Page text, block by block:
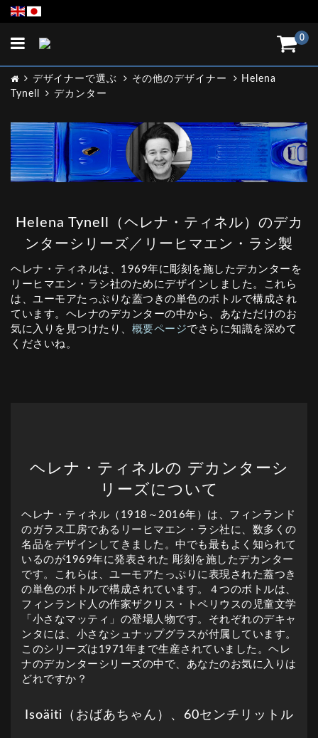
0
Toggle
デザイナーで選ぶ その他のデザイナー
Helena
Tynell
デカンター
Helena Tynell（ヘレナ・ティネル）のデカ
ンターシリーズ／リーヒマエン・ラシ製
ヘレナ・ティネルは、1969年に彫刻を施したデカンターを
リーヒマエン・ラシ社のためにデザインしました。これら
は、ユーモアたっぷりな蓋つきの単色のボトルで構成され
ています。ヘレナのデカンターの中から、あなただけのお
気に入りを見つけたり、 概要ページでさらに知識を深めて
くださいね。
ヘレナ・ティネルの デカンターシ
リーズについて
ヘレナ・ティネル（1918～2016年）は、フィンランド
のガラス工房であるリーヒマエン・ラシ社に、数多くの
名品をデザインしてきました。中でも最もよく知られて
いるのが1969年に発表された 彫刻を施したデカンター
です。これらは、ユーモアたっぷりに表現された蓋つき
の単色のボトルで構成されています。４つのボトルは、
フィンランド人の作家ザクリス・トペリウスの児童文学
「小さなマッティ」の登場人物です。それぞれのデキャ
ンタには、小さなシュナップグラスが付属しています。
このシリーズは1971年まで生産されていました。ヘレ
ナのデカンターシリーズの中で、あなたのお気に入りは
どれですか？
Isoäiti（おばあちゃん）、60センチリットル